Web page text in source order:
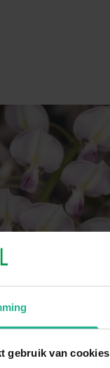
gebruik van cookies